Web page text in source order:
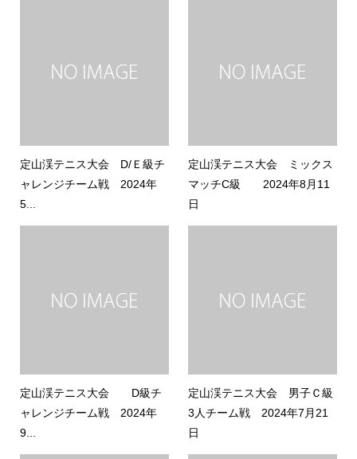
定山渓テニス大会 D/Ｅ級チ
ャレンジチーム戦 2024年
5...
定山渓テニス大会 ミックス
マッチC級 2024年8月11
日
定山渓テニス大会 D級チ
ャレンジチーム戦 2024年
9...
定山渓テニス大会 男子Ｃ級
3人チーム戦 2024年7月21
日